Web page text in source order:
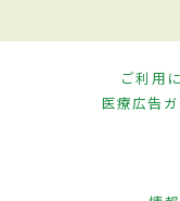
ご利用
医療広告